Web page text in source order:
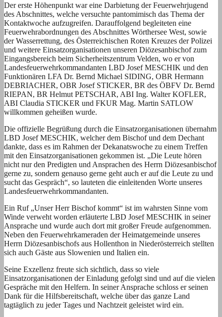
Der erste Höhenpunkt war eine Darbietung der Feuerwehrjugend
des Abschnittes, welche versuchte pantomimisch das Thema der
Kontaktwoche aufzugreifen. Darauffolgend begleiteten eine
Feuerwehrabordnungen des Abschnittes Wörthersee West, sowie
der Wasserrettung, des Österreichischen Roten Kreuzes der Polizei
und weitere Einsatzorganisationen unseren Diözesanbischof zum
Eingangsbereich beim Sicherheitszentrum Velden, wo er von
Landesfeuerwehrkommandanten LBD Josef MESCHIK und den
Funktionären LFA Dr. Bernd Michael SIDING, OBR Hermann
DEBRIACHER, OBR Josef STICKER, BR des ÖBFV Dr. Bernd
RIEPAN, BR Helmut PETSCHAR, ABI Ing. Walter KOFLER,
ABI Claudia STICKER und FKUR Mag. Martin SATLOW
willkommen geheißen wurde.
Die offizielle Begrüßung durch die Einsatzorganisationen übernahm
LBD Josef MESCHIK, welcher dem Bischof und dem Dechant
dankte, dass es im Rahmen der Dekanatswoche zu einem Treffen
mit den Einsatzorganisationen gekommen ist. „Die Leute hören
nicht nur den Predigten und Ansprachen des Herrn Diözesanbischof
gerne zu, sondern genauso gerne geht auch er auf die Leute zu und
sucht das Gespräch“, so lauteten die einleitenden Worte unseres
Landesfeuerwehrkommandanten.
Ein Ruf „Unser Herr Bischof kommt“ ist im wahrsten Sinne vom
Winde verweht worden erläuterte LBD Josef MESCHIK in seiner
Ansprache und wurde auch dort mit großer Freude aufgenommen.
Neben den Feuerwehrkameraden der Heimatgemeinde unseres
Herrn Diözesanbischofs aus Hollenthon in Niederösterreich stellten
sich auch Gäste aus Slowenien und Italien ein.
Seine Exzellenz freute sich sichtlich, dass so viele
Einsatzorganisationen der Einladung gefolgt sind und auf die vielen
Gespräche mit den Helfern. In seiner Ansprache schloss er seinen
Dank für die Hilfsbereitschaft, welche über das ganze Land
tagtäglich zu jeder Tages und Nachtzeit geleistet wird ein.